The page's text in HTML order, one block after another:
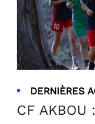
DERNIÈRES
CF